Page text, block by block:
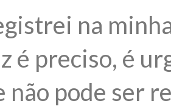
na
é preciso, é
não pode ser